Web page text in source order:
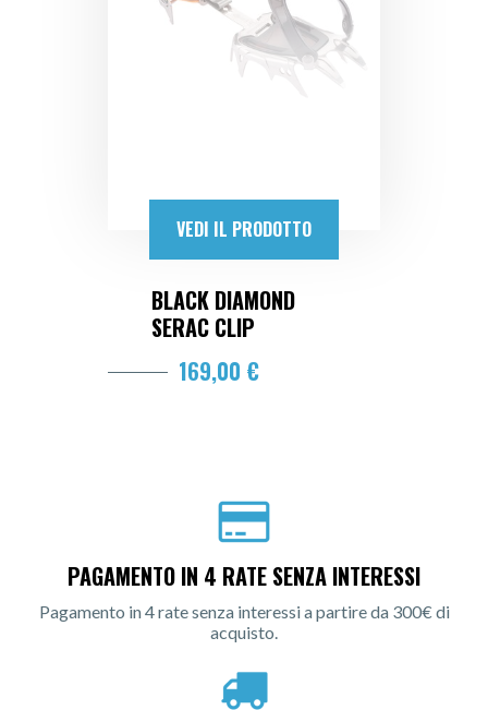
VEDI IL PRODOTTO
BLACK DIAMOND
SERAC CLIP
169,00 €
PAGAMENTO IN 4 RATE SENZA INTERESSI
Pagamento in 4 rate senza interessi a partire da 300€ di
acquisto.